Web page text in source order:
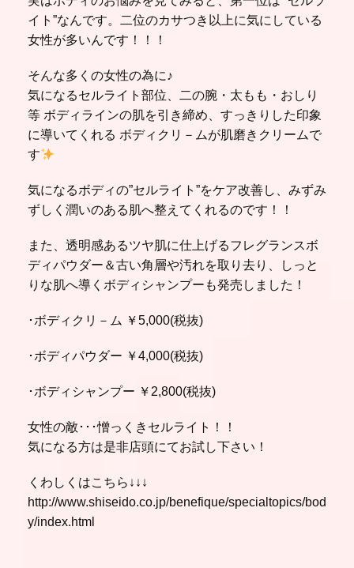
イト”なんです。二位のカサつき以上に気にしている
女性が多いんです！！！
そんな多くの女性の為に♪
気になるセルライト部位、二の腕・太もも・おしり
等 ボディラインの肌を引き締め、すっきりした印象
に導いてくれる ボディクリ－ムが肌磨きクリームで
す
気になるボディの”セルライト”をケア改善し、みずみ
ずしく潤いのある肌へ整えてくれるのです！！
また、透明感あるツヤ肌に仕上げるフレグランスボ
ディパウダー＆古い角層や汚れを取り去り、しっと
りな肌へ導くボディシャンプーも発売しました！
･ボディクリ－ム ￥5,000(税抜)
･ボディパウダー ￥4,000(税抜)
･ボディシャンプー ￥2,800(税抜)
女性の敵･･･憎っくきセルライト！！
気になる方は是非店頭にてお試し下さい！
くわしくはこちら↓↓↓
http://www.shiseido.co.jp/benefique/specialtopics/bod
y/index.html